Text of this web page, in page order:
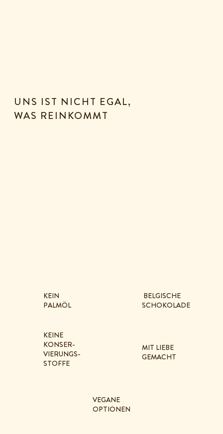
KEIN
PALMÖL
BELGISCHE
SCHOKOLADE
KEINE
KONSER-
VIERUNGS-
STOFFE
MIT LIEBE
GEMACHT
VEGANE
OPTIONEN
UNS IST NICHT EGAL,
WAS REINKOMMT